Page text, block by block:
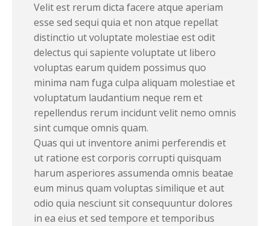
Velit est rerum dicta facere atque aperiam
esse sed sequi quia et non atque repellat
distinctio ut voluptate molestiae est odit
delectus qui sapiente voluptate ut libero
voluptas earum quidem possimus quo
minima nam fuga culpa aliquam molestiae et
voluptatum laudantium neque rem et
repellendus rerum incidunt velit nemo omnis
sint cumque omnis quam.
Quas qui ut inventore animi perferendis et
ut ratione est corporis corrupti quisquam
harum asperiores assumenda omnis beatae
eum minus quam voluptas similique et aut
odio quia nesciunt sit consequuntur dolores
in ea eius et sed tempore et temporibus